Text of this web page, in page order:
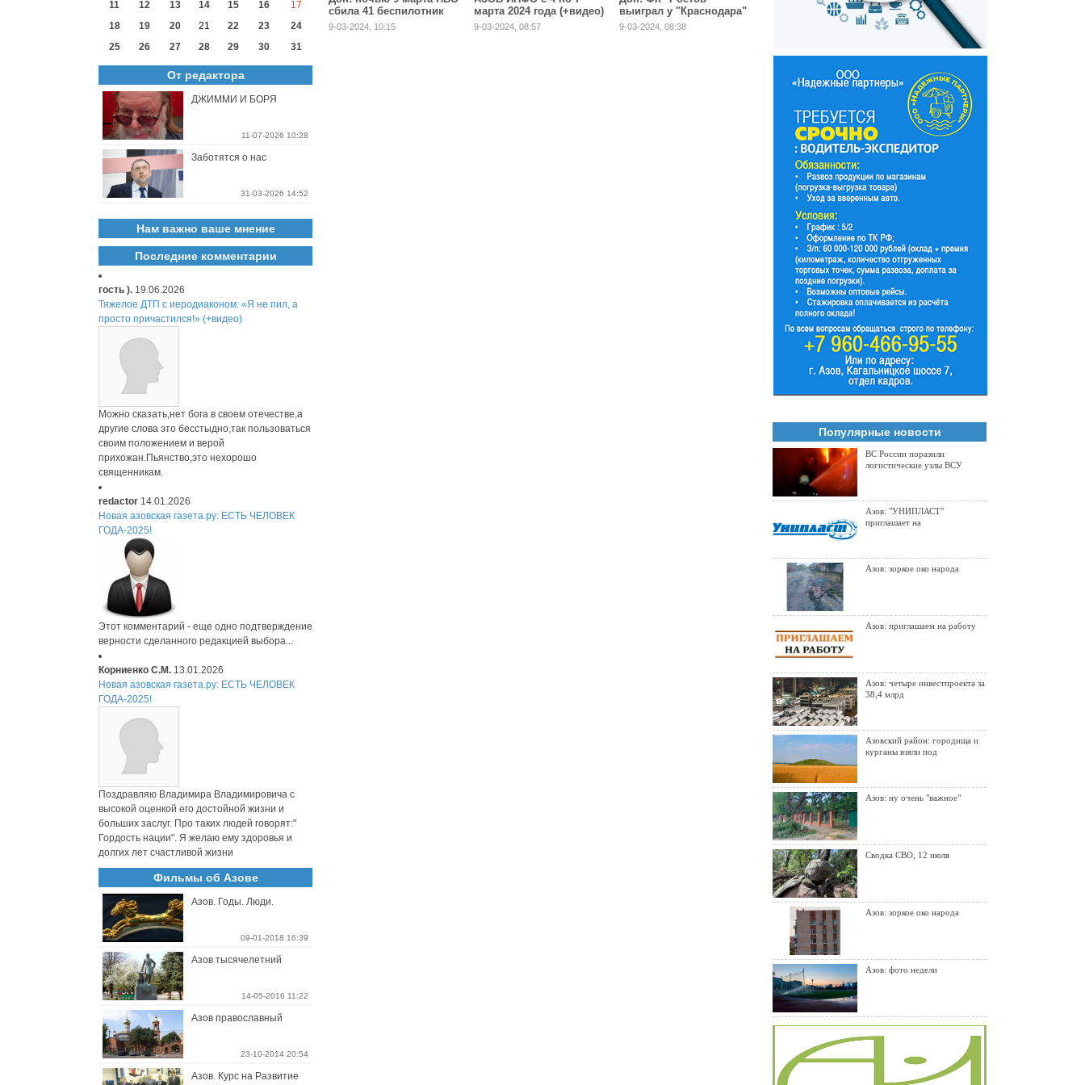
сбила 41 беспилотник
самолетного типа
9-03-2024, 10:15
марта 2024 года (+видео)
9-03-2024, 08:57
выиграл у "Краснодара"
9-03-2024, 08:38
11
12 13 14 15 16
17
18
19 20 21 22 23
24
25
26 27 28 29 30 31
От редактора
ДЖИММИ И БОРЯ
11-07-2026 10:28
Заботятся о нас
31-03-2026 14:52
Нам важно ваше мнение
Последние комментарии
гость ). 19.06.2026
Тяжелое ДТП с иеродиаконом: «Я не пил, а
просто причастился!» (+видео)
Можно сказать,нет бога в своем отечестве,а
другие слова это бесстыдно,так пользоваться
своим положением и верой
прихожан.Пьянство,это нехорошо
священникам.
redactor 14.01.2026
Новая азовская газета.ру: ЕСТЬ ЧЕЛОВЕК
ГОДА-2025!
Этот комментарий - еще одно подтверждение
верности сделанного редакцией выбора...
Корниенко С.М. 13.01.2026
Новая азовская газета.ру: ЕСТЬ ЧЕЛОВЕК
ГОДА-2025!
Поздравляю Владимира Владимировича с
высокой оценкой его достойной жизни и
больших заслуг. Про таких людей говорят:"
Гордость нации". Я желаю ему здоровья и
долгих лет счастливой жизни
Фильмы об Азове
Азов. Годы. Люди.
09-01-2018 16:39
Азов тысячелетний
14-05-2016 11:22
Азов православный
23-10-2014 20:54
Азов. Курс на Развитие
Популярные новости
ВС России поразили
логистические узлы ВСУ
Азов: "УНИПЛАСТ"
приглашает на
Азов: зоркое око народа
Азов: приглашаем на работу
Азов: четыре инвестпроекта за
38,4 млрд
Азовский район: городища и
курганы взяли под
Азов: ну очень "важное"
Сводка СВО, 12 июля
Азов: зоркое око народа
Азов: фото недели